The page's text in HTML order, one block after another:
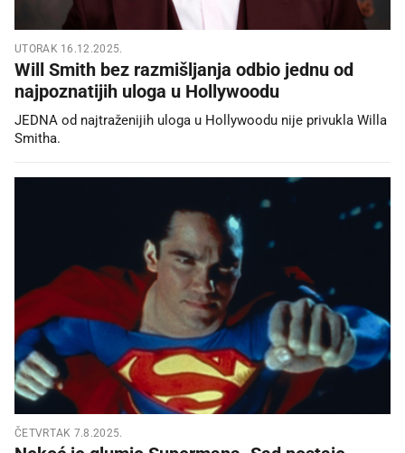
UTORAK 16.12.2025.
Will Smith bez razmišljanja odbio jednu od
najpoznatijih uloga u Hollywoodu
JEDNA od najtraženijih uloga u Hollywoodu nije privukla Willa
Smitha.
ČETVRTAK 7.8.2025.